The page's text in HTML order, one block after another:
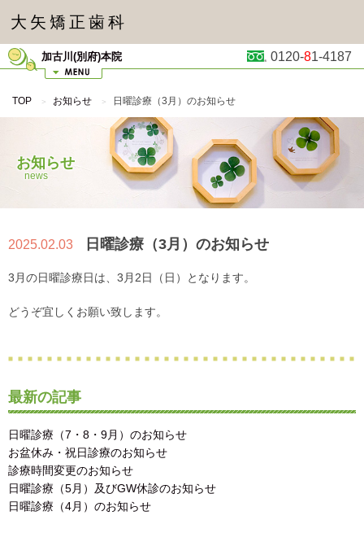
大矢矯正歯科
加古川(別府)本院 0120-81-4187
TOP お知らせ 日曜診療（3月）のお知らせ
お知らせ
news
2025.02.03 日曜診療（3月）のお知らせ
3月の日曜診療日は、3月2日（日）となります。
どうぞ宜しくお願い致します。
最新の記事
日曜診療（7・8・9月）のお知らせ
お盆休み・祝日診療のお知らせ
診療時間変更のお知らせ
日曜診療（5月）及びGW休診のお知らせ
日曜診療（4月）のお知らせ